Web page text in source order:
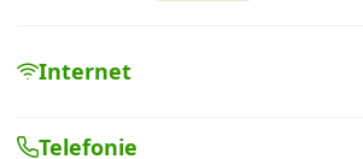
Internet
Telefonie